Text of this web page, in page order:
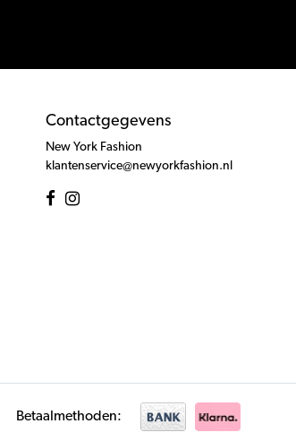
Contactgegevens
New York Fashion
klantenservice@newyorkfashion.nl
Betaalmethoden: